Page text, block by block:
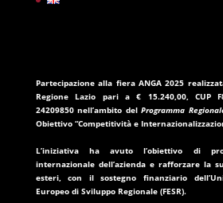
Partecipazione alla fiera ANGA 2025
Regione Lazio pari a€ 15.240,00, CUP
24209850nell’ambito delProgramma
Obiettivo “Competitività e
L’iniziativa ha avuto l’obiettivo di
internazionale dell’azienda e rafforzare la
esteri, con il sostegno finanziario dell’
Europeo di Sviluppo Regionale (FESR).